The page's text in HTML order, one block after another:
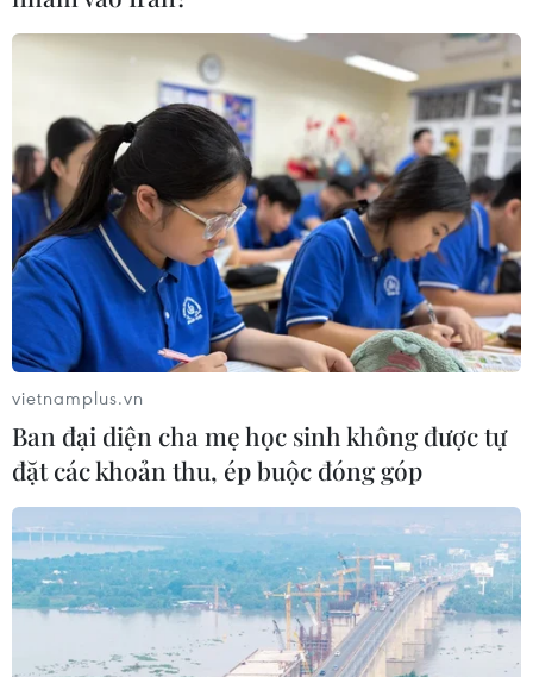
vietnamplus.vn
Ban đại diện cha mẹ học sinh không được tự
đặt các khoản thu, ép buộc đóng góp